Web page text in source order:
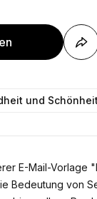
und Schönheit
E-Mail-
Bedeutung von